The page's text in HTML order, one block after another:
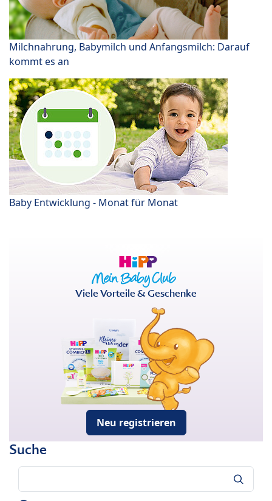
Milchnahrung, Babymilch und Anfangsmilch: Darauf
kommt es an
Baby Entwicklung - Monat für Monat
Viele Vorteile & Geschenke
Neu registrieren
Suche